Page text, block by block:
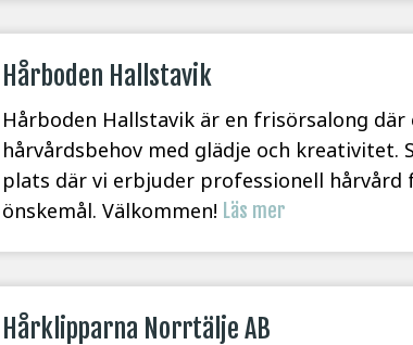
Hårboden Hallstavik
Hårboden Hallstavik är en frisörsalong
hårvårdsbehov med glädje och kreativitet.
plats där vi erbjuder professionell
önskemål. Välkommen! Läs mer
Hårklipparna Norrtälje AB